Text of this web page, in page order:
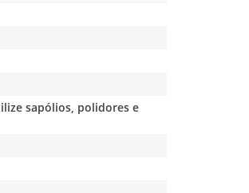
sapólios, polidores e